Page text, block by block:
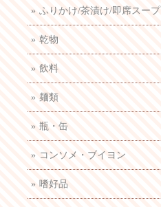
ふりかけ/茶漬け/即席スープ
乾物
飲料
麺類
瓶・缶
コンソメ・ブイヨン
嗜好品